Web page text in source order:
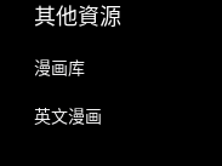
其他資源
漫画库
英文漫画